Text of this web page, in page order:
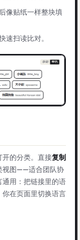
像贴纸一样整块填
速扫读比对。
开的分类。直接复制
视图——适合团队协
用：把链接里的语
在页面里切换语言